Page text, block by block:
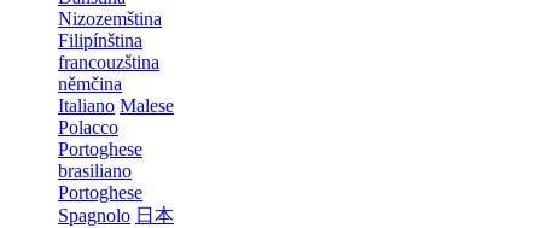
Nizozemština
Filipínština
francouzština
němčina
Italiano Malese
Polacco
Portoghese
brasiliano
Portoghese
Spagnolo 日本